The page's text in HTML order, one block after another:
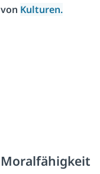
von Kulturen.
Moralfähigkeit